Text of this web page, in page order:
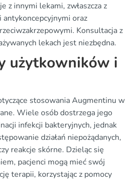
z innymi lekami, zwłaszcza z
oraz
Konsultacja z
lekach jest niezbędna.
użytkowników i
stosowania Augmentinu w
Wiele osób dostrzega jego
infekcji bakteryjnych, jednak
działań niepożądanych,
reakcje skórne. Dzieląc się
pacjenci mogą mieć swój
terapii, korzystając z pomocy